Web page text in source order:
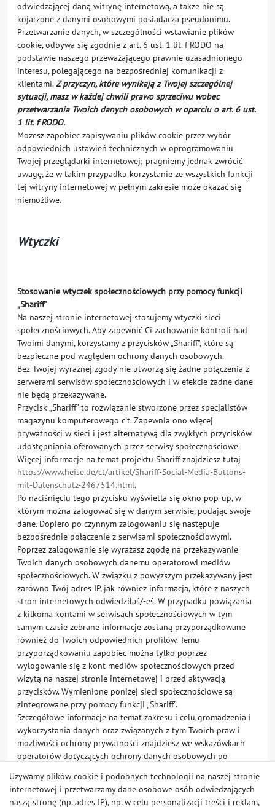
odwiedzającej daną witrynę internetową, a także nie są
kojarzone z danymi osobowymi posiadacza pseudonimu.
Przetwarzanie danych, w szczególności wstawianie plików
cookie, odbywa się zgodnie z art. 6 ust. 1 lit. f RODO na
podstawie naszego przeważającego prawnie uzasadnionego
interesu, polegającego na bezpośredniej komunikacji z
klientami.Z przyczyn, które wynikają z Twojej szczególnej
sytuacji, masz w każdej chwili prawo sprzeciwu wobec
przetwarzania Twoich danych osobowych w oparciu o art. 6 ust.
1 lit. f RODO.
Możesz zapobiec zapisywaniu plików cookie przez wybór
odpowiednich ustawień technicznych w oprogramowaniu
Twojej przeglądarki internetowej; pragniemy jednak zwrócić
uwagę, że w takim przypadku korzystanie ze wszystkich funkcji
tej witryny internetowej w pełnym zakresie może okazać się
niemożliwe.
Wtyczki
Stosowanie wtyczek społecznościowych przy pomocy funkcji
„Shariff”
Na naszej stronie internetowej stosujemy wtyczki sieci
społecznościowych. Aby zapewnić Ci zachowanie kontroli nad
Twoimi danymi, korzystamy z przycisków „Shariff”, które są
bezpieczne pod względem ochrony danych osobowych.
Bez Twojej wyraźnej zgody nie utworzą się żadne połączenia z
serwerami serwisów społecznościowych i w efekcie żadne dane
nie będą przekazywane.
Przycisk „Shariff” to rozwiązanie stworzone przez specjalistów
magazynu komputerowego c’t. Zapewnia ono więcej
prywatności w sieci i jest alternatywą dla zwykłych przycisków
udostępniania oferowanych przez serwisy społecznościowe.
Więcej informacje na temat projektu Shariff znajdziesz tutaj
https://www.heise.de/ct/artikel/Shariff-Social-Media-Buttons-
mit-Datenschutz-2467514.html.
Po naciśnięciu tego przycisku wyświetla się okno pop-up, w
którym można zalogować się w danym serwisie, podając swoje
dane. Dopiero po czynnym zalogowaniu się następuje
bezpośrednie połączenie z serwisami społecznościowymi.
Poprzez zalogowanie się wyrażasz zgodę na przekazywanie
Twoich danych osobowych danemu operatorowi mediów
społecznościowych. W związku z powyższym przekazywany jest
zarówno Twój adres IP, jak również informacja, które z naszych
stron internetowych odwiedziłaś/-eś. W przypadku powiązania
z kilkoma kontami w serwisach społecznościowych w tym
samym czasie zebrane informacje zostaną przyporządkowane
również do Twoich odpowiednich profilów. Temu
przyporządkowaniu zapobiec można tylko poprzez
wylogowanie się z kont mediów społecznościowych przed
wizytą na naszej stronie internetowej i przed aktywacją
przycisków. Wymienione poniżej sieci społecznościowe są
zintegrowane przy pomocy funkcji „Shariff”.
Szczegółowe informacje na temat zakresu i celu gromadzenia i
wykorzystania danych oraz związanych z tym Twoich praw i
możliwości ochrony prywatności znajdziesz we wskazówkach
operatorów dotyczących ochrony danych osobowych po
AddThis firmy Oracle America, Inc. (500 Oracle Parkway,
Używamy plików cookie i podobnych technologii na naszej stronie
internetowej i przetwarzamy dane osobowe osób odwiedzających
naszą stronę (np. adres IP), np. w celu personalizacji treści i reklam,